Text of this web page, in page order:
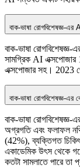
বাক-ভাষা রোগবিশেষজ্ঞ-
বাক-ভাষা
সামগ্রিক AI এক্সপোজার
এক্সপোজার সহ। 2023
বাক-ভাষা রোগবিশেষজ্ঞ-এর
বাক-ভাষা রোগবিশেষজ্ঞ-
অগ্রগতি এবং ফলাফল
(42%), ব্যক্তিগত
একাডেমিক উৎস থেকে
কতটা সামলাতে পারে তা